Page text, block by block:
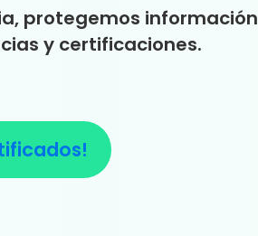
protegemos información
y certificaciones.